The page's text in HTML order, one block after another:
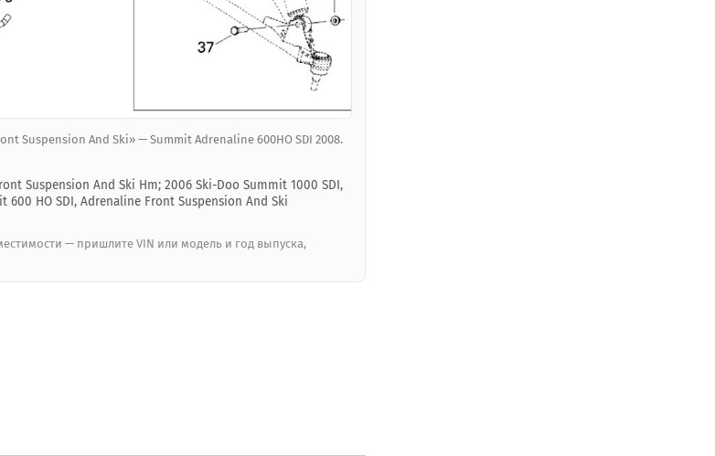
Suspension And Ski» — Summit Adrenaline 600HO SDI 2008.
Suspension And Ski Hm; 2006 Ski-Doo Summit 1000 SDI,
HO SDI, Adrenaline Front Suspension And Ski
— пришлите VIN или модель и год выпуска,